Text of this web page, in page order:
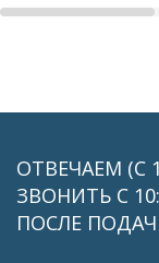
ОТВЕЧАЕМ (С
ЗВОНИТЬ C
ПОСЛЕ